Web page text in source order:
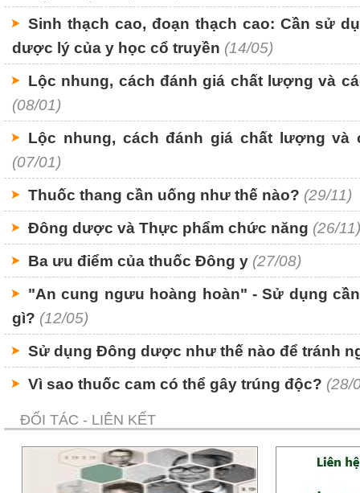
Sinh thạch cao, đoạn thạch cao: Cần sử
dược lý của y học cổ truyền (14/05)
Lộc nhung, cách đánh giá chất lượng và
(08/01)
Lộc nhung, cách đánh giá chất lượng và
(07/01)
Thuốc thang cần uống như thế nào? (29/11)
Đông dược và Thực phẩm chức năng (26/11)
Ba ưu điểm của thuốc Đông y (27/08)
"An cung ngưu hoàng hoàn" - Sử dụng
gì? (12/05)
Sử dụng Đông dược như thế nào để tránh
Vì sao thuốc cam có thể gây trúng độc? (28/
ĐỐI TÁC - LIÊN KẾT